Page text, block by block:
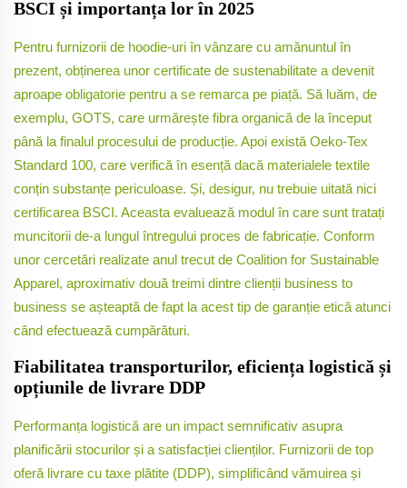
BSCI și importanța lor în 2025
Pentru furnizorii de hoodie-uri în vânzare cu amănuntul în
prezent, obținerea unor certificate de sustenabilitate a devenit
aproape obligatorie pentru a se remarca pe piață. Să luăm, de
exemplu, GOTS, care urmărește fibra organică de la început
până la finalul procesului de producție. Apoi există Oeko-Tex
Standard 100, care verifică în esență dacă materialele textile
conțin substanțe periculoase. Și, desigur, nu trebuie uitată nici
certificarea BSCI. Aceasta evaluează modul în care sunt tratați
muncitorii de-a lungul întregului proces de fabricație. Conform
unor cercetări realizate anul trecut de Coalition for Sustainable
Apparel, aproximativ două treimi dintre clienții business to
business se așteaptă de fapt la acest tip de garanție etică atunci
când efectuează cumpărături.
Fiabilitatea transporturilor, eficiența logistică și
opțiunile de livrare DDP
Performanța logistică are un impact semnificativ asupra
planificării stocurilor și a satisfacției clienților. Furnizorii de top
oferă livrare cu taxe plătite (DDP), simplificând vămuirea și